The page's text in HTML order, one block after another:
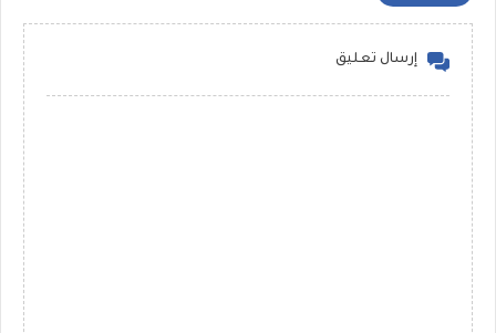
إرسال تعليق